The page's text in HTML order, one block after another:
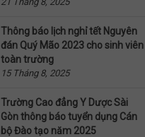
Thông báo lịch nghỉ tết Nguyên
đán Quý Mão 2023 cho sinh viên
toàn trường
15 Tháng 8, 2025
Trường Cao đẳng Y Dược Sài
Gòn thông báo tuyển dụng Cán
bộ Đào tạo năm 2025